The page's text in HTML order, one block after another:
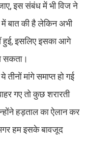
इस संबंध में भी विज ने
में बात की है लेकिन अभी
हुई, इसलिए इसका आगे
सकता।
मांगे समाप्त हो गई
गए तो कुछ शरारती
हड़ताल का ऐलान कर
हम इसके बावजूद